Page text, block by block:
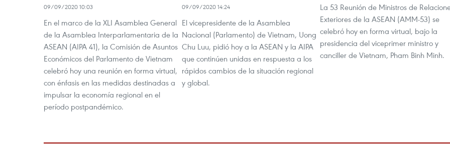
09/09/2020 10:03
En el marco de la XLI Asamblea General
de la Asamblea Interparlamentaria de la
ASEAN (AIPA 41), la Comisión de Asuntos
Económicos del Parlamento de Vietnam
celebró hoy una reunión en forma virtual,
con énfasis en las medidas destinadas a
impulsar la economía regional en el
período postpandémico.
09/09/2020 14:24
El vicepresidente de la Asamblea
Nacional (Parlamento) de Vietnam, Uong
Chu Luu, pidió hoy a la ASEAN y la AIPA
que continúen unidas en respuesta a los
rápidos cambios de la situación regional
y global.
La 53 Reunión de Ministros de
Exteriores de la ASEAN (AMM-53) se
celebró hoy en forma virtual, bajo la
presidencia del viceprimer ministro y
canciller de Vietnam, Pham Binh Minh.